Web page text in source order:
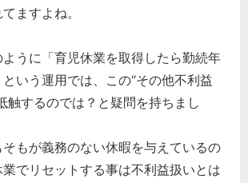
ますよね。
ように「育児休業を取得したら勤続年
いう運用では、この“その他不利益
触するのでは？と疑問を持ちまし
もが義務のない休暇を与えているの
でリセットする事は不利益扱いとは